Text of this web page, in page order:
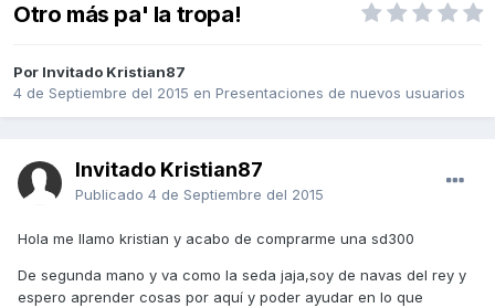
Otro más pa' la tropa!
Por Invitado Kristian87
4 de Septiembre del 2015 en Presentaciones de nuevos usuarios
Invitado Kristian87
Publicado 4 de Septiembre del 2015
Hola me llamo kristian y acabo de comprarme una sd300
De segunda mano y va como la seda jaja,soy de navas del rey y
espero aprender cosas por aquí y poder ayudar en lo que